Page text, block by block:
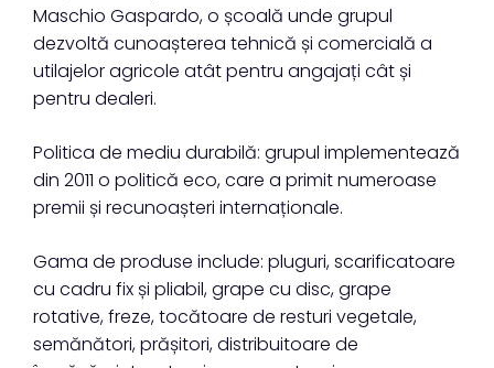
Maschio Gaspardo, o școală unde grupul
dezvoltă cunoașterea tehnică și comercială a
utilajelor agricole atât pentru angajați cât și
pentru dealeri.
Politica de mediu durabilă: grupul implementează
din 2011 o politică eco, care a primit numeroase
premii și recunoașteri internaționale.
Gama de produse include: pluguri, scarificatoare
cu cadru fix și pliabil, grape cu disc, grape
rotative, freze, tocătoare de resturi vegetale,
semănători, prășitori, distribuitoare de